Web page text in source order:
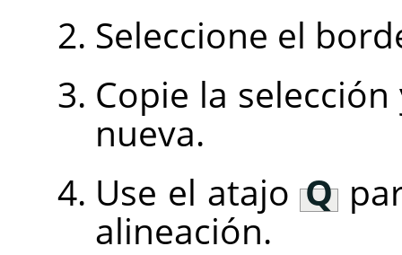
Seleccione el
Copie la
nueva.
Use el atajoQ
alineación.